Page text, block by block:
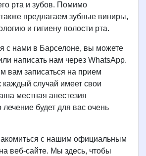
рта и зубов. Помимо
предлагаем зубные виниры,
и гигиену полости рта.
с нами в Барселоне, вы можете
написать нам через WhatsApp.
вам записаться на прием
каждый случай имеет свои
местная анестезия
лечение будет для вас очень
с нашим официальным
веб-сайте. Мы здесь, чтобы